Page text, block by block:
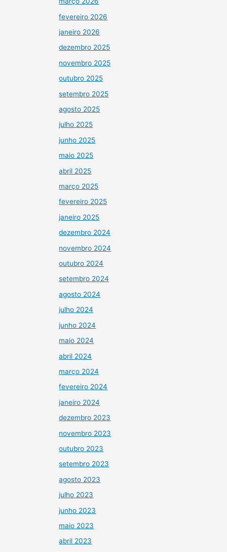
fevereiro 2026
janeiro 2026
dezembro 2025
novembro 2025
outubro 2025
setembro 2025
agosto 2025
julho 2025
junho 2025
maio 2025
abril 2025
março 2025
fevereiro 2025
janeiro 2025
dezembro 2024
novembro 2024
outubro 2024
setembro 2024
agosto 2024
julho 2024
junho 2024
maio 2024
abril 2024
março 2024
fevereiro 2024
janeiro 2024
dezembro 2023
novembro 2023
outubro 2023
setembro 2023
agosto 2023
julho 2023
junho 2023
maio 2023
abril 2023